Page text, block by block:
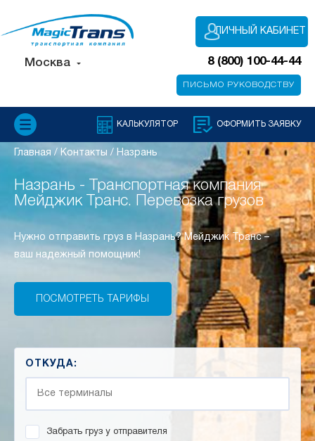
Москва 8 (800) 100-44-44
ЛИЧНЫЙ КАБИНЕТ
ПИСЬМО РУКОВОДСТВУ
КАЛЬКУЛЯТОР ОФОРМИТЬ ЗАЯВКУ
Главная / Контакты / Назрань
Назрань - Транспортная компания
Мейджик Транс. Перевозка грузов
Нужно отправить груз в Назрань? Мейджик Транс –
ваш надежный помощник!
ПОСМОТРЕТЬ ТАРИФЫ
ОТКУДА:
Забрать груз у отправителя